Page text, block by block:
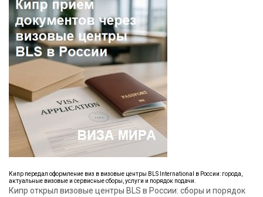
Кипр передал оформление виз в визовые центры BLS International в России: города,
актуальные визовые и сервисные сборы, услуги и порядок подачи.
Кипр открыл визовые центры BLS в России: сборы и порядок